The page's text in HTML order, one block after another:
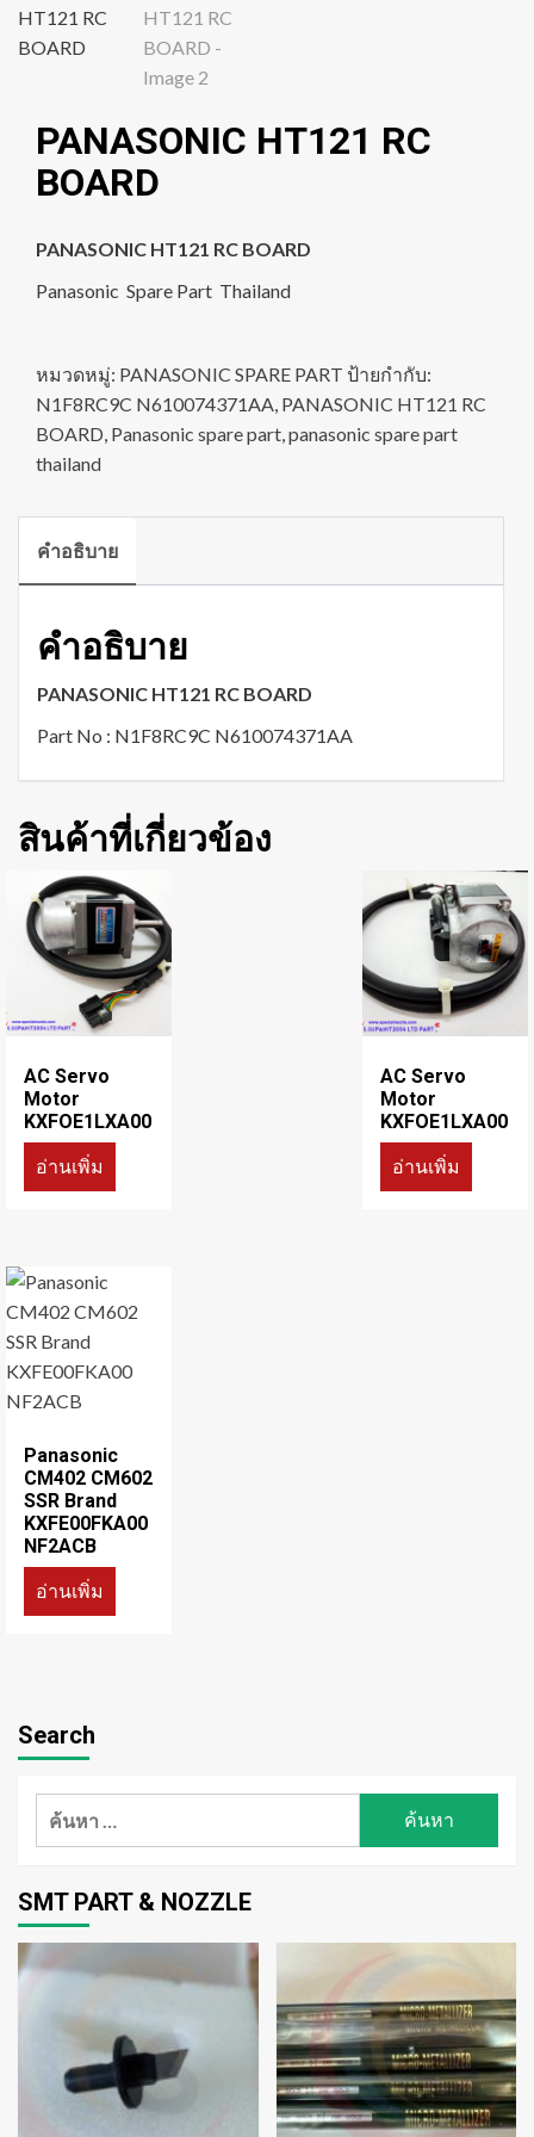
PANASONIC HT121 RC
BOARD
PANASONIC HT121 RC BOARD
Panasonic Spare Part Thailand
หมวดหมู่: PANASONIC SPARE PART ป้ายกำกับ:
N1F8RC9C N610074371AA, PANASONIC HT121 RC
BOARD, Panasonic spare part,panasonic spare part
thailand
คำอธิบาย
คำอธิบาย
PANASONIC HT121 RC BOARD
Part No : N1F8RC9C N610074371AA
สินค้าที่เกี่ยวข้อง
AC Servo
Motor
KXFOE1LXA00
อ่านเพิ่ม
AC Servo
Motor
KXFOE1LXA00
อ่านเพิ่ม
Panasonic
CM402 CM602
SSR Brand
KXFE00FKA00
NF2ACB
อ่านเพิ่ม
Search
ค้นหา
SMT PART & NOZZLE